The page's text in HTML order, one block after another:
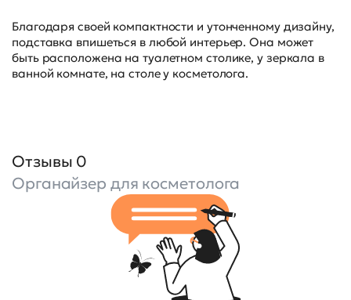
Благодаря своей компактности и утонченному дизайну,
подставка впишеться в любой интерьер. Она может
быть расположена на туалетном столике, у зеркала в
ванной комнате, на столе у косметолога.
Отзывы 0
Органайзер для косметолога